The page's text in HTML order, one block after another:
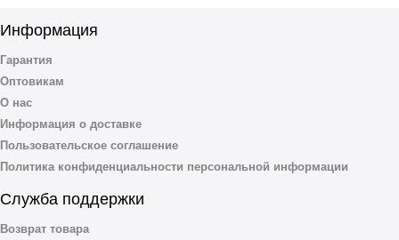
Информация
Гарантия
Оптовикам
О нас
Информация о доставке
Пользовательское соглашение
Политика конфиденциальности персональной информации
Служба поддержки
Возврат товара